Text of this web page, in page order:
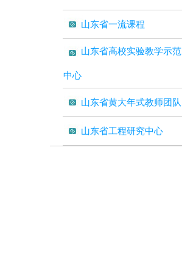
山东省一流课程
山东省高校实验教学示范
中心
山东省黄大年式教师团队
山东省工程研究中心